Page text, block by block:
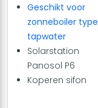
Geschikt voor
zonneboiler type
tapwater
Solarstation
Panosol P6
Koperen sifon